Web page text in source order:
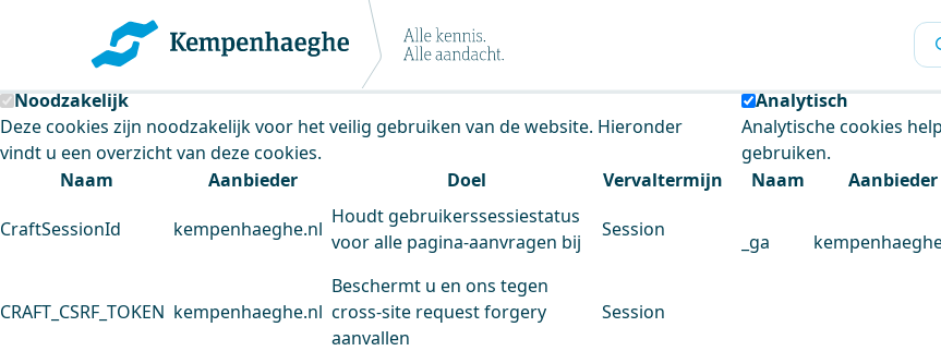
Kempenhaeghe maakt gebruik van cookies
Deze site plaatst cookies. Dit doen we om het gebruik van de website te analyseren en het gebruiksgemak te
Noodzakelijk
Deze cookies zijn noodzakelijk voor het veilig gebruiken van de website. Hieronder
vindt u een overzicht van deze cookies.
Naam
Aanbieder Doel Vervaltermijn
CraftSessionId kempenhaeghe.nl
Houdt gebruikerssessiestatus
voor alle pagina-aanvragen bij
Session
CRAFT_CSRF_TOKEN kempenhaeghe.nl
Beschermt u en ons tegen
cross-site request forgery
aanvallen
Session
Analytisch
Analytische cookies
gebruiken.
Naam
Aanbieder
_ga